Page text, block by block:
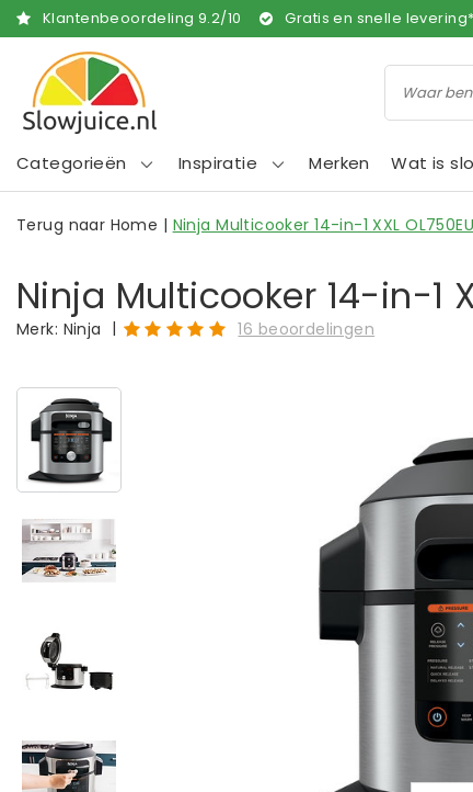
Klantenbeoordeling 9.2/10 Gratis en snelle levering*
Categorieën Inspiratie Merken Wat is
Terug naar Home | Ninja Multicooker 14-in-1 XXL OL750EU
Ninja Multicooker 14-in-1
Merk: Ninja | 16 beoordelingen